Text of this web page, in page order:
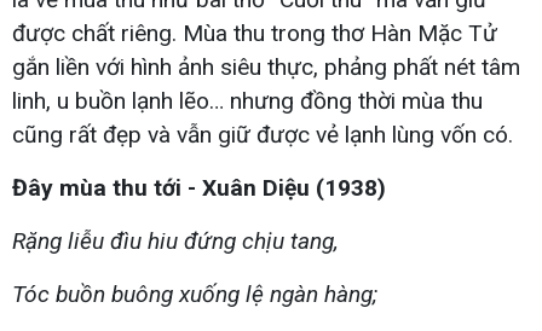
được chất riêng. Mùa thu trong thơ Hàn Mặc Tử
gắn liền với hình ảnh siêu thực, phảng phất nét tâm
linh, u buồn lạnh lẽo… nhưng đồng thời mùa thu
cũng rất đẹp và vẫn giữ được vẻ lạnh lùng vốn có.
Đây mùa thu tới - Xuân Diệu (1938)
Rặng liễu đìu hiu đứng chịu tang,
Tóc buồn buông xuống lệ ngàn hàng;